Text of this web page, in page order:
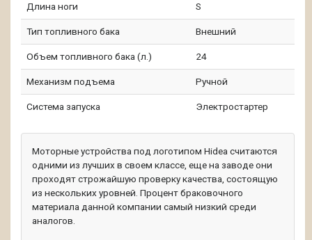
Длина ноги S
Тип топливного бака Внешний
Объем топливного бака (л.) 24
Механизм подъема Ручной
Система запуска Электростартер
Моторные устройства под логотипом Hidea считаются
одними из лучших в своем классе, еще на заводе они
проходят строжайшую проверку качества, состоящую
из нескольких уровней. Процент браковочного
материала данной компании самый низкий среди
аналогов.